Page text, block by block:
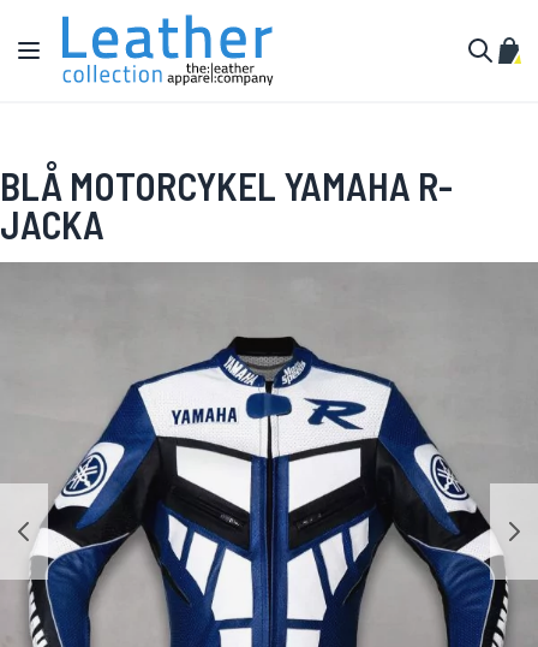
Hoppa till innehållet
Växla Nav
Min
BLÅ MOTORCYKEL YAMAHA R-
JACKA